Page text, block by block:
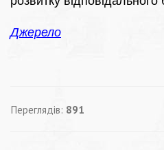
Джерело
Переглядів: 891